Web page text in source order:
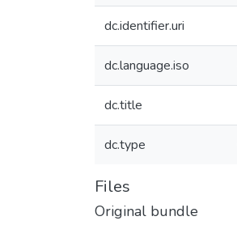
dc.identifier.uri
dc.language.iso
dc.title
dc.type
Files
Original bundle